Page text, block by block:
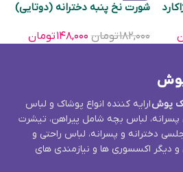
شورت نخ پنبه دخترانه (دوتایی)
۱۸۲,۰۰۰تومان ۱۴۸,۰۰۰تومان
پوشارایه کننده انواع پوشاک و لباس
پسرانه، لباس بچه شامل پیراهن، تیشرت
دخترانه و پسرانه، لباس راحتی و
دیگر اکسسوری ها و نیازمندی های